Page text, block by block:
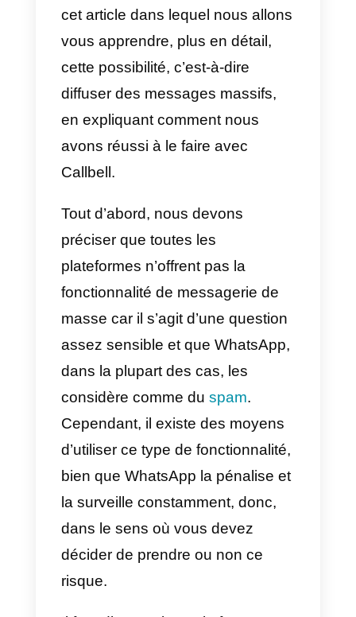
pertinentes ou de souligner des
événements spéciaux.
Cette fonction est sans aucun
doute très attrayante et, chez
utilisons également cette
et si nous l’appliquons plus tard à
leurs entreprises. C’est le but de
cet article dans lequel nous
vous apprendre, plus en détail,
cette possibilité, c’est-à-dire
diffuser des messages massifs,
en expliquant comment nous
avons réussi à le faire avec
Callbell.
Tout d’abord, nous devons
préciser que toutes les